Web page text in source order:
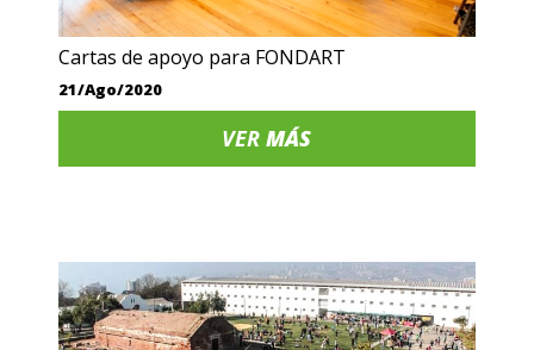
Cartas de apoyo para FONDART
21/Ago/2020
VERMÁS